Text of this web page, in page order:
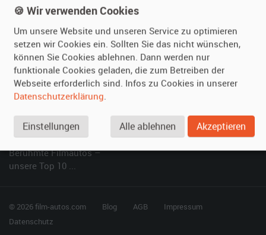
Kundenmeinungen
Vermieten
Oldtimer anmelden
Fotos senden
Fragen für Vermieter
Hilfe
Häufige Fragen (FAQ)
So funktioniert's
SPECIAL
Berühmte Filmautos –
unsere Top 10 ...
© 2026 film-autos.com Blog AGB
Impressum
Datenschutz
🍪 Wir verwenden Cookies
Um unsere Website und unseren Service zu optimieren
setzen wir Cookies ein. Sollten Sie das nicht wünschen,
können Sie Cookies ablehnen. Dann werden nur
funktionale Cookies geladen, die zum Betreiben der
Webseite erforderlich sind. Infos zu Cookies in unserer
Datenschutzerklärung.
Einstellungen Alle ablehnen Akzeptieren